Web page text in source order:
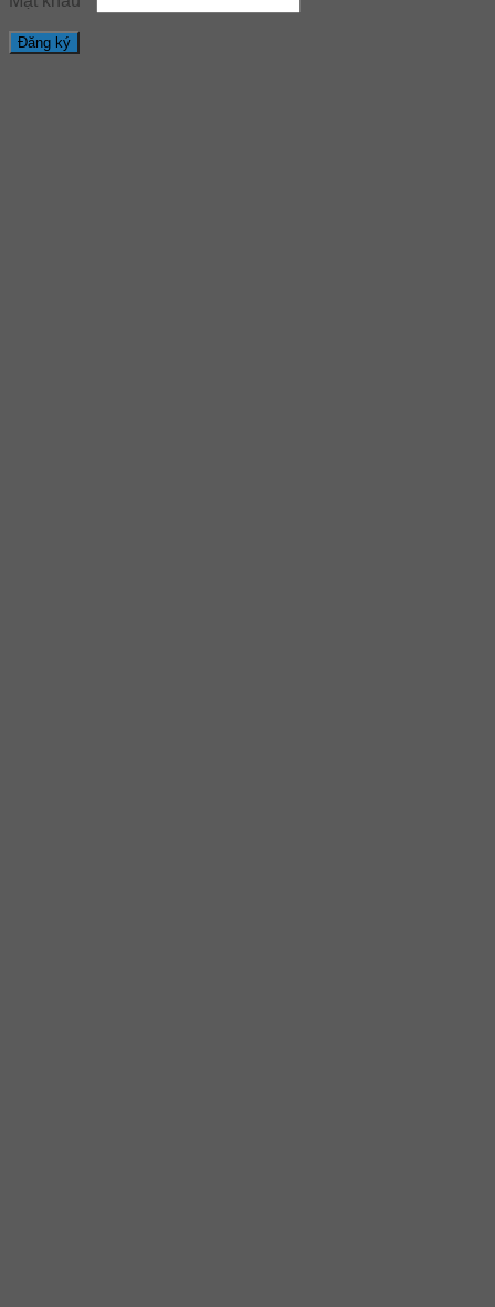
Đăng ký